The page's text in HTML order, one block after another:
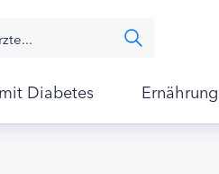
Diabetes Ernährung